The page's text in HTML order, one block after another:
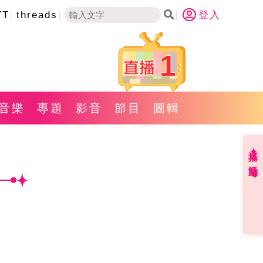
threads 登入
1
樂 專題 影音 節目 圖輯
直播✦活動